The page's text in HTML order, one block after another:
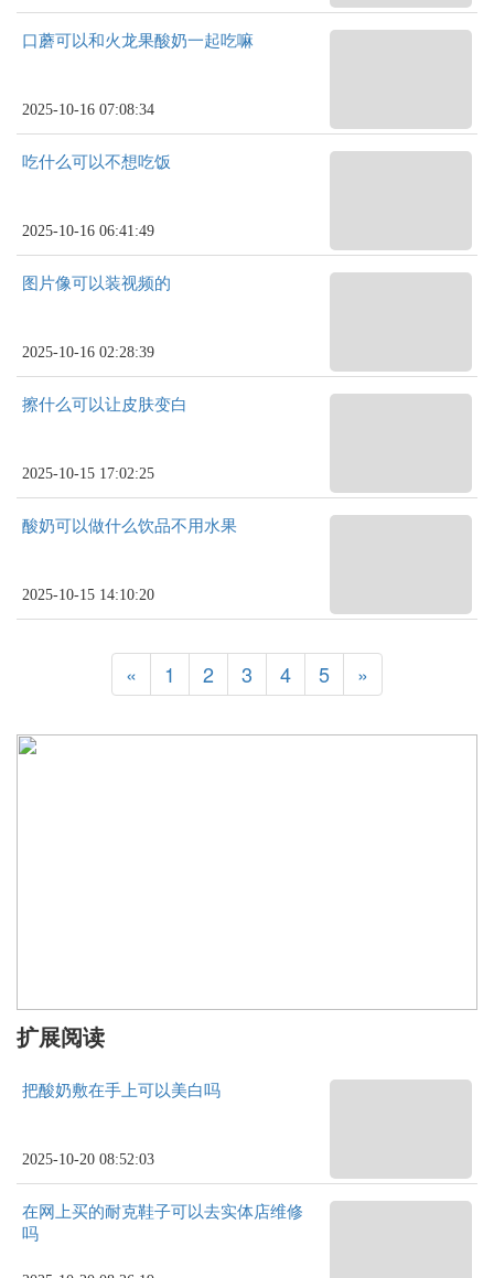
口蘑可以和火龙果酸奶一起吃嘛
2025-10-16 07:08:34
吃什么可以不想吃饭
2025-10-16 06:41:49
图片像可以装视频的
2025-10-16 02:28:39
擦什么可以让皮肤变白
2025-10-15 17:02:25
酸奶可以做什么饮品不用水果
2025-10-15 14:10:20
« 1 2 3 4 5 »
扩展阅读
把酸奶敷在手上可以美白吗
2025-10-20 08:52:03
在网上买的耐克鞋子可以去实体店维修
吗